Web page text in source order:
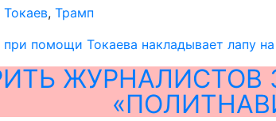
Токаев, Трамп
помощи Токаева накладывает лапу на
ЖУРНАЛИСТОВ